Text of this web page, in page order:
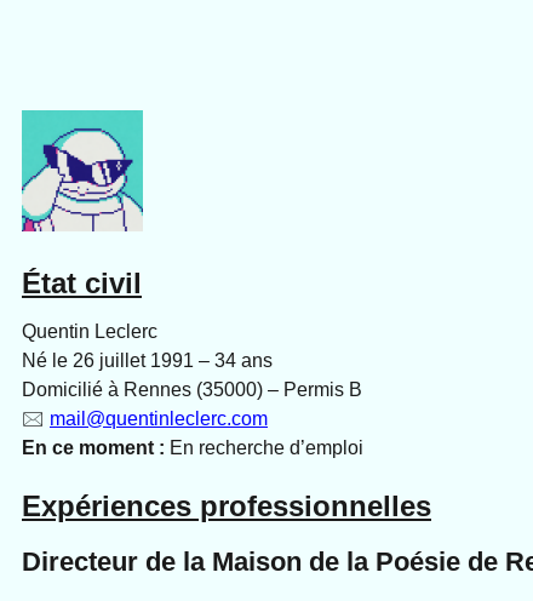
État civil
Quentin Leclerc
Né le 26 juillet 1991 – 34 ans
Domicilié à Rennes (35000) – Permis B
🖂 mail@quentinleclerc.com
En ce moment : En recherche d’emploi
Expériences professionnelles
Directeur de la Maison de la Poésie de